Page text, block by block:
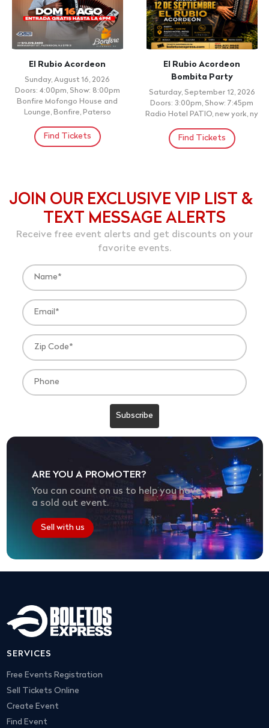
El Rubio Acordeon
Sunday, August 16, 2026
Doors: 4:00pm, Show: 8:00pm
Bonfire Mofongo House and
Lounge, Bonfire, Paterso
Find Tickets
El Rubio Acordeon
Bombita Party
Saturday, September 12, 2026
Doors: 3:00pm, Show: 7:45pm
Radio Hotel PATIO, new york, ny
Find Tickets
JOIN OUR EXCLUSIVE VIP LIST &
TEXT MESSAGE ALERTS
Receive free event alerts and get discounts on your
favorite events.
ARE YOU A PROMOTER?
You can count on us to help you have
a sold out event.
Sell with us
SERVICES
Free Events Registration
Sell Tickets Online
Create Event
Find Event